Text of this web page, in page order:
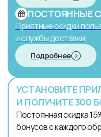
ПОСТОЯННЫЕ
Приятные скидки
и службы доставки
Подробнее
УСТАНОВИТЕ
И ПОЛУЧИТЕ 300
Постоянная скидка
бонусов с каждого